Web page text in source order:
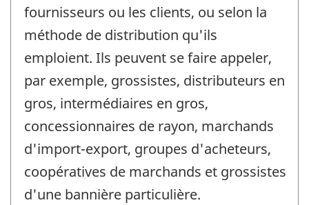
fournisseurs ou les clients, ou selon la
méthode de distribution qu'ils
emploient. Ils peuvent se faire appeler,
par exemple, grossistes, distributeurs en
gros, intermédiaires en gros,
concessionnaires de rayon, marchands
d'import-export, groupes d'acheteurs,
coopératives de marchands et grossistes
d'une bannière particulière.